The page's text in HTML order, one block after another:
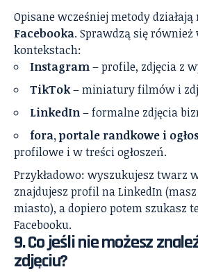
Opisane wcześniej metody działają
Facebooka. Sprawdzą się
kontekstach:
Instagram– profile, zdjęcia z
TikTok– miniatury filmów i
LinkedIn– formalne zdjęcia
fora, portale randkowe i
profilowe i w treści ogłoszeń.
Przykładowo: wyszukujesz twarz
znajdujesz profil na LinkedIn
miasto), a dopiero potem szukasz
Facebooku.
9. Co jeśli nie możesz
zdjęciu?